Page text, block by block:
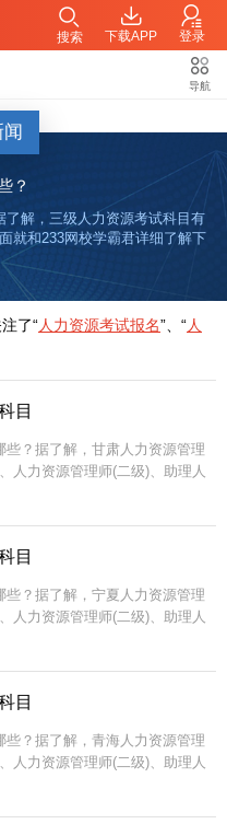
下载APP 登录
搜索
导航
闻
？
解，三级人力资源考试科目有
就和233网校学霸君详细了解下
理论知识》考核方式： 选择题，
了“人力资源考试报名”、“人
目
？据了解，甘肃人力资源管理
人力资源管理师(二级)、助理人
)。 不同等级的人力...
目
？据了解，宁夏人力资源管理
人力资源管理师(二级)、助理人
)。 不同等级的人力...
目
？据了解，青海人力资源管理
人力资源管理师(二级)、助理人
)。 不同等级的人力...